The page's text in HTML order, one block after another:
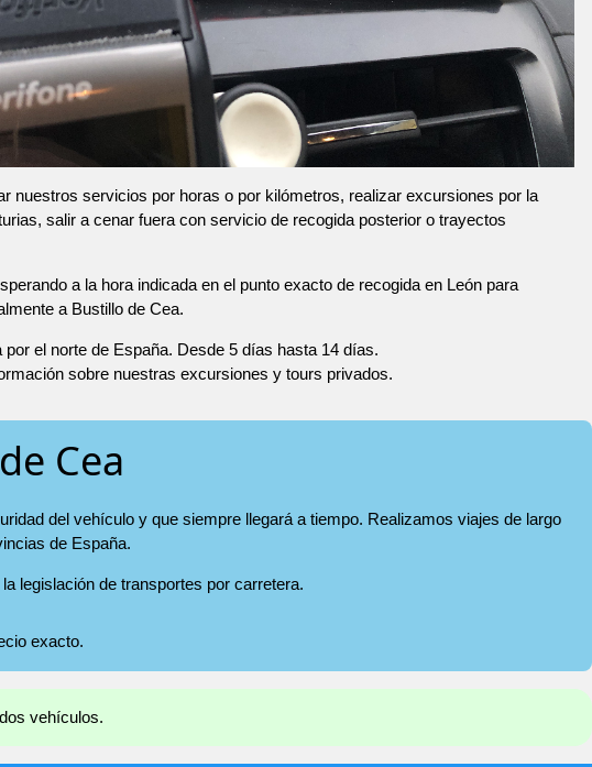
nuestros servicios por horas o por kilómetros, realizar excursiones por la
salir a cenar fuera con servicio de recogida posterior o trayectos
a la hora indicada en el punto exacto de recogida en León para
a Bustillo de Cea.
por el norte de España. Desde 5 días hasta 14 días.
sobre nuestras excursiones y tours privados.
Cea
del vehículo y que siempre llegará a tiempo. Realizamos viajes de largo
de España.
legislación de transportes por carretera.
exacto.
vehículos.